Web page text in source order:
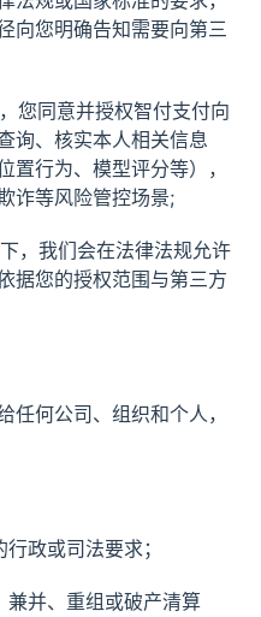
向您明确告知需要向第三
您同意并授权智付支付向
询、核实本人相关信息
置行为、模型评分等），
诈等风险管控场景;
，我们会在法律法规允许
据您的授权范围与第三方
任何公司、组织和个人，
政或司法要求；
兼并、重组或破产清算